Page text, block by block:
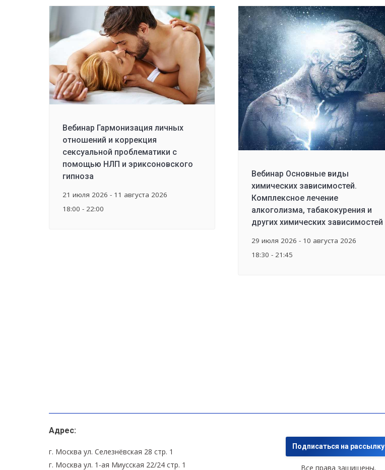
Вебинар Гармонизация личных
отношений и коррекция
сексуальной проблематики с
помощью НЛП и эриксоновского
гипноза
21 июля 2026 - 11 августа 2026
18:00 - 22:00
Вебинар Основные виды
химических зависимостей.
Комплексное лечение
алкоголизма, табакокурения и
других химических зависимостей
29 июля 2026 - 10 августа 2026
18:30 - 21:45
Адрес:
г. Москва ул. Селезнёвская 28 стр. 1
г. Москва ул. 1-ая Миусская 22/24 стр. 1
Подписаться на рассылку
Все права защищены.